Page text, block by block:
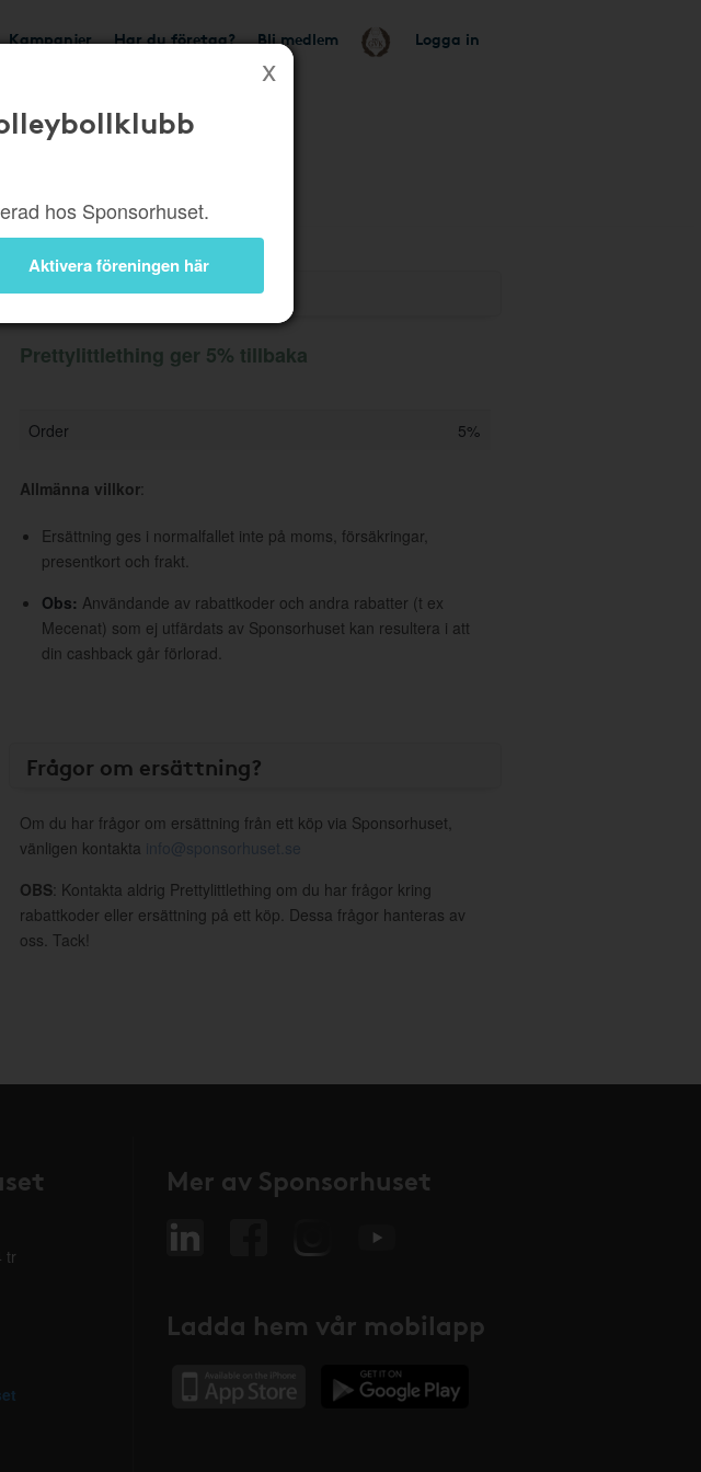
Kampanjer Har du företag? Bli medlem Logga in
hos Sponsorhuset.
Aktivera föreningen här
Information
Prettylittlething ger 5% tillbaka
Order 5%
Allmänna villkor:
Ersättning ges i normalfallet inte på moms, försäkringar,
presentkort och frakt.
Obs: Användande av rabattkoder och andra rabatter (t ex
Mecenat) som ej utfärdats av Sponsorhuset kan resultera i att
din cashback går förlorad.
Frågor om ersättning?
Om du har frågor om ersättning från ett köp via Sponsorhuset,
vänligen kontakta info@sponsorhuset.se
OBS: Kontakta aldrig Prettylittlething om du har frågor kring
rabattkoder eller ersättning på ett köp. Dessa frågor hanteras av
oss. Tack!
tr
Mer av Sponsorhuset
Ladda hem vår mobilapp